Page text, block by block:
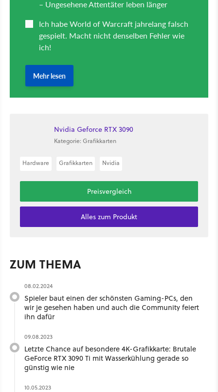
Nvidia Geforce RTX 3090
Kategorie: Grafikkarten
Hardware Grafikkarten Nvidia
Preisvergleich
Alles zum Produkt
ZUM THEMA
08.02.2024
Spieler baut einen der schönsten Gaming-PCs, den
wir je gesehen haben und auch die Community feiert
ihn dafür
09.08.2023
Letzte Chance auf besondere 4K-Grafikkarte: Brutale
GeForce RTX 3090 Ti mit Wasserkühlung gerade so
günstig wie nie
10.05.2023